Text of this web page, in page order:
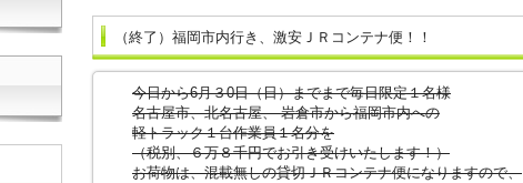
（終了）福岡市内行き、激安ＪＲコンテナ便！！
今日から6月３0日（日）までまで毎日限定１名様
名古屋市、北名古屋、 岩倉市から福岡市内への
軽トラック１台作業員１名分を
（税別、６万８千円でお引き受けいたします！）
お荷物は、混載無しの貸切ＪＲコンテナ便になりますので、